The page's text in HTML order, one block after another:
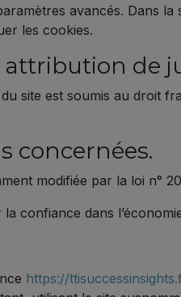
avancés. Dans
les cookies.
attribution de
site est soumis au droit
concernées.
modifiée par la loi n°
confiance dans
https://